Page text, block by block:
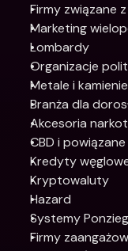
Firmy związane
Marketing
Lombardy
Organizacje
Metale i
Branża dla
Akcesoria
CBD i
Kredyty
Kryptowaluty
Hazard
Systemy
Firmy